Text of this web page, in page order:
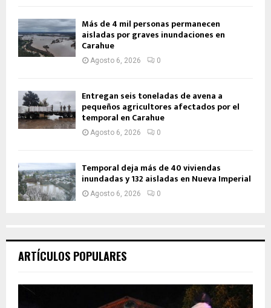
Más de 4 mil personas permanecen
aisladas por graves inundaciones en
Carahue
Agosto 6, 2026 0
Entregan seis toneladas de avena a
pequeños agricultores afectados por el
temporal en Carahue
Agosto 6, 2026 0
Temporal deja más de 40 viviendas
inundadas y 132 aisladas en Nueva Imperial
Agosto 6, 2026 0
ARTÍCULOS POPULARES